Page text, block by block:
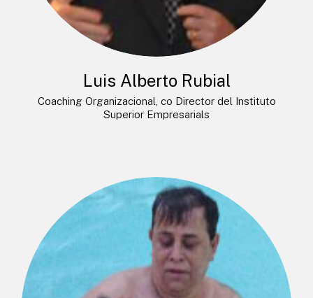
Luis Alberto Rubial
Coaching Organizacional, co Director del Instituto
Superior Empresarials